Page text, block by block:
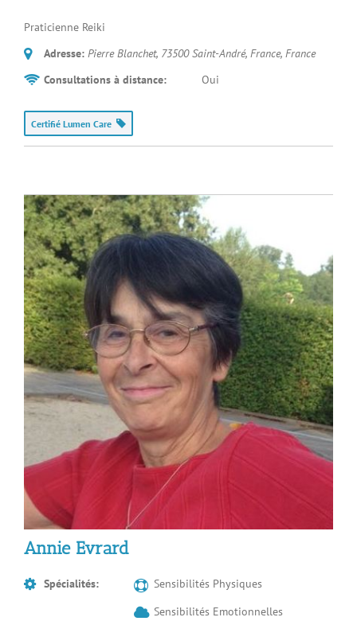
Praticienne Reiki
Adresse: Pierre Blanchet, 73500 Saint-André, France, France
Consultations à distance:
Oui
Certifié Lumen Care
Annie Evrard
Spécialités:
Sensibilités Physiques
Sensibilités Emotionnelles